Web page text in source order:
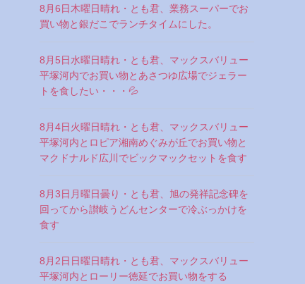
8月6日木曜日晴れ・とも君、業務スーパーでお
買い物と銀だこでランチタイムにした。
8月5日水曜日晴れ・とも君、マックスバリュー
平塚河内でお買い物とあさつゆ広場でジェラー
トを食したい・・・💦
8月4日火曜日晴れ・とも君、マックスバリュー
平塚河内とロピア湘南めぐみが丘でお買い物と
マクドナルド広川でビックマックセットを食す
8月3日月曜日曇り・とも君、旭の発祥記念碑を
回ってから讃岐うどんセンターで冷ぶっかけを
食す
8月2日日曜日晴れ・とも君、マックスバリュー
平塚河内とローリー徳延でお買い物をする